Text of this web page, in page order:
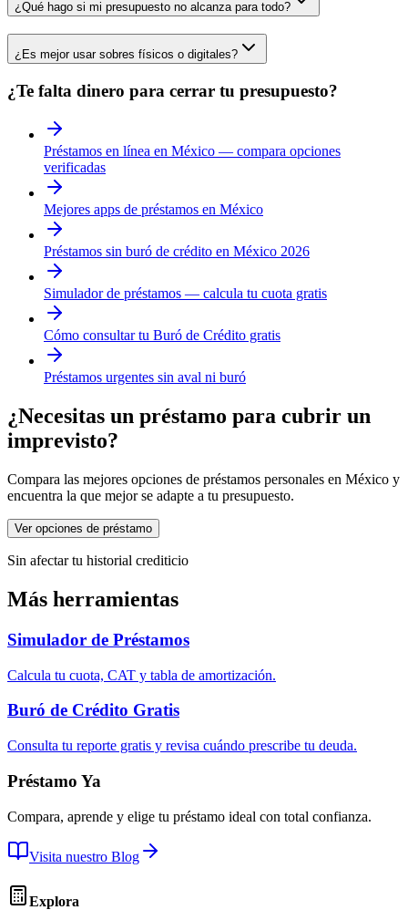
¿Qué hago si mi presupuesto no alcanza para todo?
¿Es mejor usar sobres físicos o digitales?
¿Te falta dinero para cerrar tu presupuesto?
Préstamos en línea en México — compara opciones
verificadas
Mejores apps de préstamos en México
Préstamos sin buró de crédito en México 2026
Simulador de préstamos — calcula tu cuota gratis
Cómo consultar tu Buró de Crédito gratis
Préstamos urgentes sin aval ni buró
¿Necesitas un préstamo para cubrir un
imprevisto?
Compara las mejores opciones de préstamos personales en México y
encuentra la que mejor se adapte a tu presupuesto.
Ver opciones de préstamo
Sin afectar tu historial crediticio
Más herramientas
Simulador de Préstamos
Calcula tu cuota, CAT y tabla de amortización.
Buró de Crédito Gratis
Consulta tu reporte gratis y revisa cuándo prescribe tu deuda.
Préstamo Ya
Compara, aprende y elige tu préstamo ideal con total confianza.
Visita nuestro Blog
Explora